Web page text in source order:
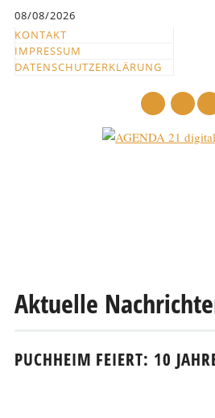
springen
08/08/2026
KONTAKT
IMPRESSUM
DATENSCHUTZERKLÄRUNG
Aktuelle
PUCHHEIM FEIERT: 10